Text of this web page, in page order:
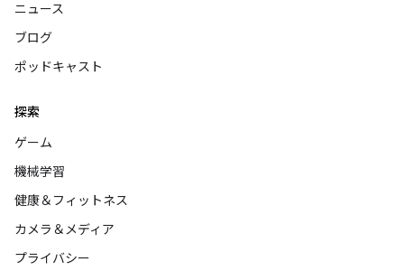
ニュース
ブログ
ポッドキャスト
探索
ゲーム
機械学習
健康＆フィットネス
カメラ＆メディア
プライバシー